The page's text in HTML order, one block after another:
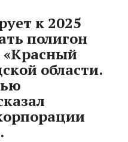
к 2025
полигон
«Красный
области.